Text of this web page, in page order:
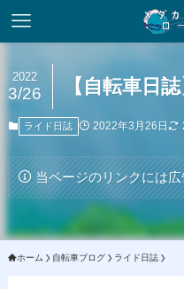
【自転車日
2022
3/26
ライド日誌 2022年3月26日
当ページのリンクには
ホーム 自転車ブログ ライド日誌